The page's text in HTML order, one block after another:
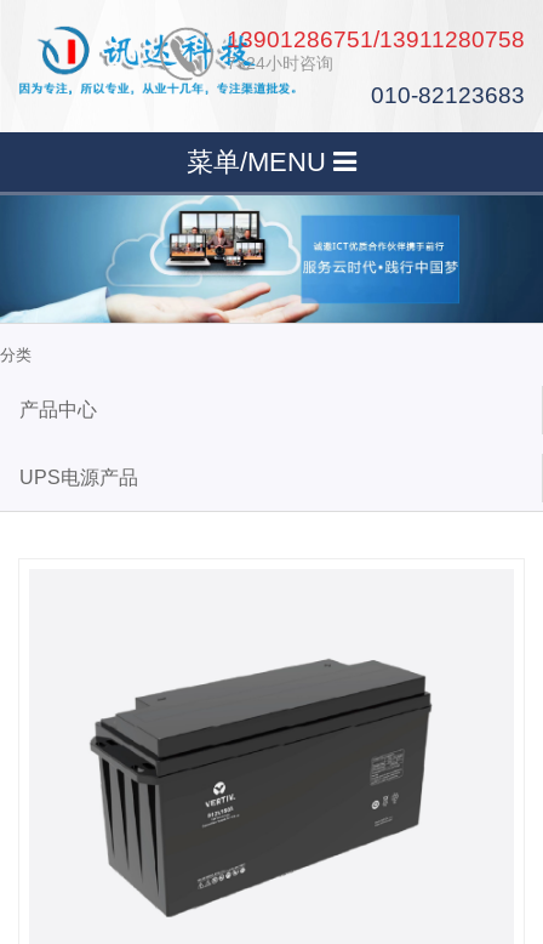
13901286751/13911280758
7×24小时咨询
010-82123683
菜单/MENU
分类
产品中心
UPS电源产品
维谛（VERTIV)艾默生UPS电源 施耐德-APCUPS电源
科士达UPS电源
BOLETAK蓄电池 冠军蓄电池 圣阳蓄电池
德国阳光/GNB电池
机房精密空调产品
维谛（艾默生）机房精密空调